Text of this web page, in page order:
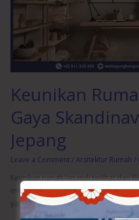
Keunikan
Gaya
Jepang
Leave a Comment /Arsitektur Rumah /
Keunikan rumah Japandi terlihat dari
mendalam. Keunikan rumah Japandi
yang minimalis dan fungsi
Skandinavia
Bertemu
Jepang